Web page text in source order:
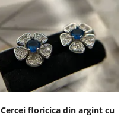
Cercei floricica din argint cu